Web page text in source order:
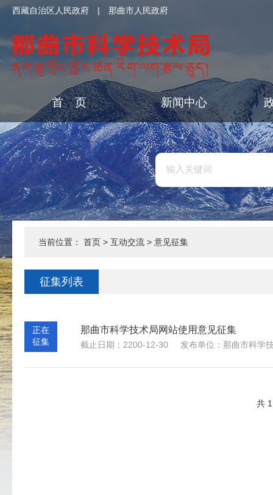
西藏自治区人民政府 | 那曲市人民政府
首 页 新闻中心
当前位置： 首页> 互动交流> 意见征集
征集列表
正在
征集
那曲市科学技术局网站使用意见征集
截止日期：2200-12-30 发布单位：那曲市科学
共